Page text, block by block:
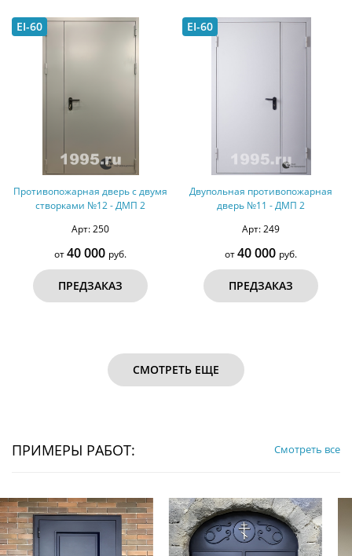
EI-60
Противопожарная дверь с двумя
створками №12 - ДМП 2
Арт: 250
от40 000 руб.
ПРЕДЗАКАЗ
EI-60
Двупольная противопожарная
дверь №11 - ДМП 2
Арт: 249
от40 000 руб.
ПРЕДЗАКАЗ
СМОТРЕТЬ ЕЩЕ
ПРИМЕРЫ РАБОТ: Смотреть все